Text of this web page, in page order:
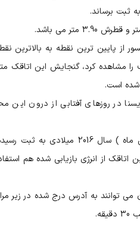
از پایین ترین نقطه به بالاترین
شده است.
تن وزن دارد، به گزارش ایسنا در روزهای آفتابی
لازم به ذکر است که رکورد گینس این برج در 26 ژانویه (
داشته است، این اتاقک از انرژی بازیابی شده
توانند به آدرس درج شده در زیر